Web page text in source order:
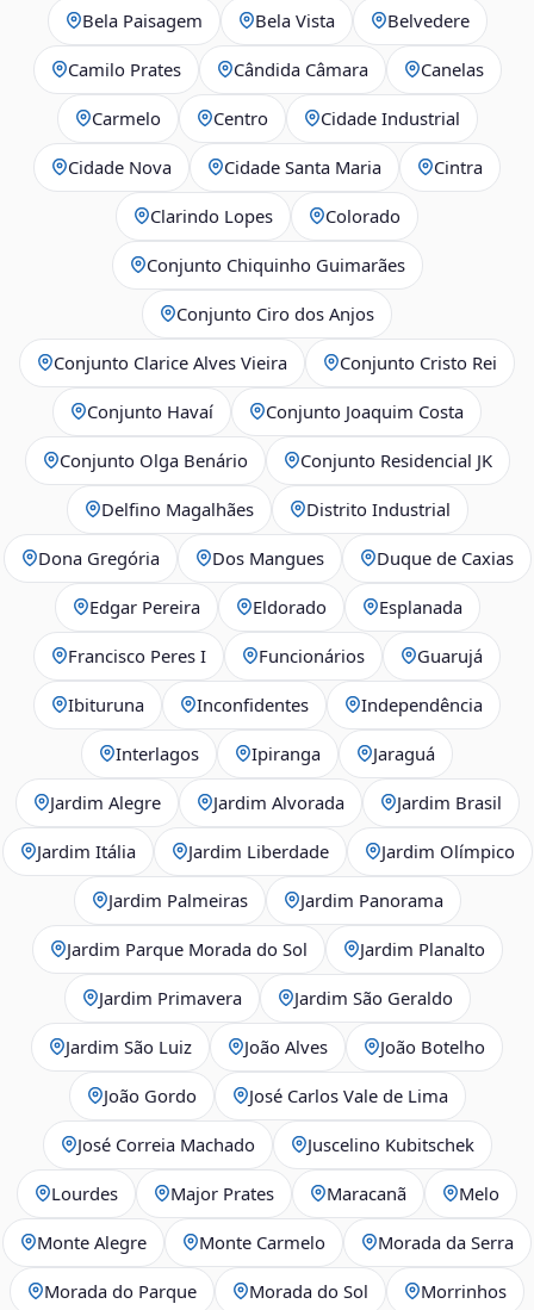
Bela Paisagem Bela Vista Belvedere
Camilo Prates Cândida Câmara Canelas
Carmelo Centro Cidade Industrial
Cidade Nova Cidade Santa Maria Cintra
Clarindo Lopes Colorado
Conjunto Chiquinho Guimarães
Conjunto Ciro dos Anjos
Conjunto Clarice Alves Vieira Conjunto Cristo Rei
Conjunto Havaí Conjunto Joaquim Costa
Conjunto Olga Benário Conjunto Residencial JK
Delfino Magalhães Distrito Industrial
Dona Gregória Dos Mangues Duque de Caxias
Edgar Pereira Eldorado Esplanada
Francisco Peres I Funcionários Guarujá
Ibituruna Inconfidentes Independência
Interlagos Ipiranga Jaraguá
Jardim Alegre Jardim Alvorada Jardim Brasil
Jardim Itália Jardim Liberdade Jardim Olímpico
Jardim Palmeiras Jardim Panorama
Jardim Parque Morada do Sol Jardim Planalto
Jardim Primavera Jardim São Geraldo
Jardim São Luiz João Alves João Botelho
João Gordo José Carlos Vale de Lima
José Correia Machado Juscelino Kubitschek
Lourdes Major Prates Maracanã Melo
Monte Alegre Monte Carmelo Morada da Serra
Morada do Parque Morada do Sol Morrinhos